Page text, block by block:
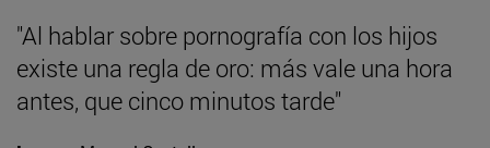
"Al hablar sobre pornografía con los hijos
existe una regla de oro: más vale una hora
antes, que cinco minutos tarde"